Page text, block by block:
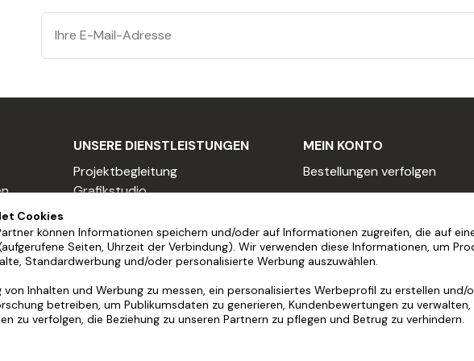
selbstklebenden Beschriftung
Beschriftungverwenden, um Möbel, Schränke, Spiegel, Türen, Wände
Namensschild oder ein dekoratives Wandgemälde zu erstellen.
oder Ihrem Büro beschriften. Sie können es auch zur Beschriftung von
den Klebeschriftzug individuell.
und die Farbe der Beschriftung selbst bestimmen. Sie können auch das
Schriftart für Ihren Schriftzug verwenden möchten, achten Sie beim Kauf auf
UNSERE DIENSTLEISTUNGEN
Projektbegleitung
Grafikstudio
Einen Texter einstellen
Professionelles Angebot
Händler werden
Treueprogramm
Sponsoring-Programm
MEIN KONTO
Bestellungen verfolgen
Installationsvideos
Häufig gestellte Fragen
Service nach dem Kauf
Hilfe vor der Bestellung
Cookies
können Informationen speichern und/oder auf Informationen zugreifen, die auf
Seiten, Uhrzeit der Verbindung). Wir verwenden diese Informationen, um
Standardwerbung und/oder personalisierte Werbung auszuwählen.
von Inhalten und Werbung zu messen, ein personalisiertes Werbeprofil zu erstellen und/
betreiben, um Publikumsdaten zu generieren, Kundenbewertungen zu
zu verfolgen, die Beziehung zu unseren Partnern zu pflegen und Betrug zu verhindern.